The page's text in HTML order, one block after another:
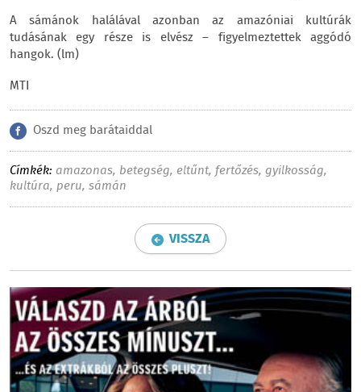
A sámánok halálával azonban az amazóniai kultúrák
tudásának egy része is elvész – figyelmeztettek aggódó
hangok. (lm)
MTI
Oszd meg barátaiddal
Címkék: amazonas, betegség, eltűnt,fertőzés, gyilkosság,
kultúra, peru, sámán
VISSZA